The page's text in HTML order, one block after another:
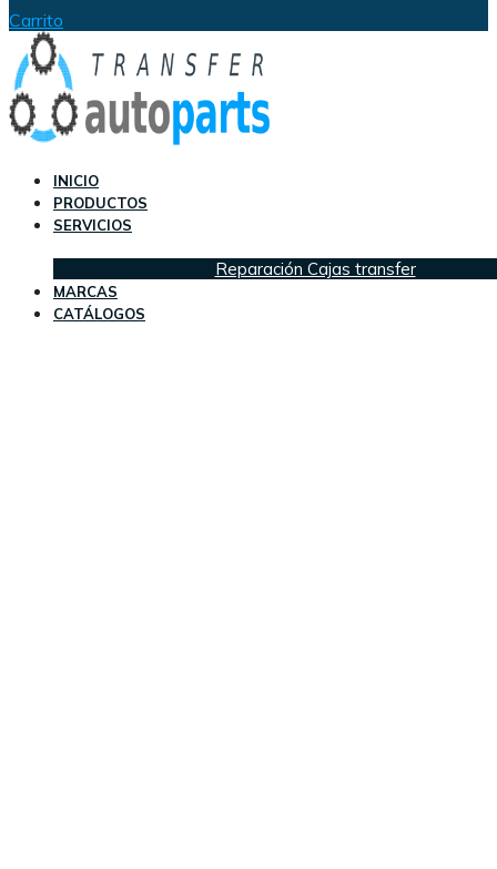
Carrito
INICIO
PRODUCTOS
SERVICIOS
Reparación Cajas transfer
MARCAS
CATÁLOGOS